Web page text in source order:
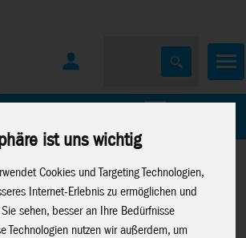
ist uns wichtig
Cookies und Targeting Technologien,
Internet-Erlebnis zu ermöglichen und
sehen, besser an Ihre Bedürfnisse
Technologien nutzen wir außerdem, um
>Bestseller Allround